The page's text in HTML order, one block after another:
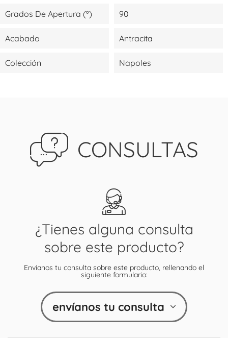
Grados De Apertura (º) 90
Acabado Antracita
Colección Napoles
CONSULTAS
¿Tienes alguna consulta
sobre este producto?
Envíanos tu consulta sobre este producto, rellenando el
siguiente formulario:
envíanos tu consulta